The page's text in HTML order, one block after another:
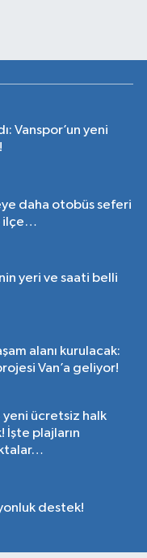
Vanspor’un yeni
daha otobüs seferi
ilçe…
yeri ve saati belli
alanı kurulacak:
Van’a geliyor!
yeni ücretsiz halk
İşte plajların
destek!